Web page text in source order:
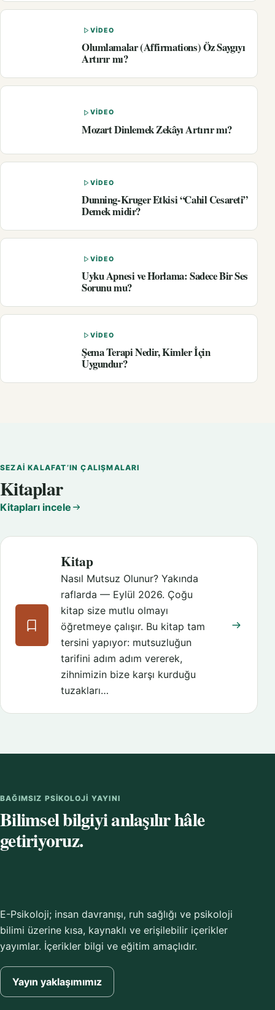
VIDEO
Olumlamalar (Affirmations) Öz Saygıyı
Artırır mı?
VIDEO
Mozart Dinlemek Zekâyı Artırır mı?
VIDEO
Dunning-Kruger Etkisi “Cahil Cesareti”
Demek midir?
VIDEO
Uyku Apnesi ve Horlama: Sadece Bir Ses
Sorunu mu?
VIDEO
Şema Terapi Nedir, Kimler İçin
Uygundur?
SEZAI KALAFAT’IN ÇALIŞMALARI
Kitaplar
Kitapları incele
Kitap
Nasıl Mutsuz Olunur? Yakında
raflarda — Eylül 2026. Çoğu
kitap size mutlu olmayı
öğretmeye çalışır. Bu kitap tam
tersini yapıyor: mutsuzluğun
tarifini adım adım vererek,
zihnimizin bize karşı kurduğu
tuzakları…
BAĞIMSIZ PSIKOLOJI YAYINI
Bilimsel bilgiyi anlaşılır hâle
getiriyoruz.
E-Psikoloji; insan davranışı, ruh sağlığı ve psikoloji
bilimi üzerine kısa, kaynaklı ve erişilebilir içerikler
yayımlar. İçerikler bilgi ve eğitim amaçlıdır.
Yayın yaklaşımımız